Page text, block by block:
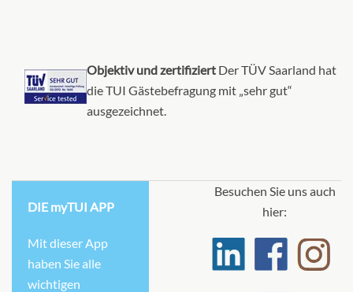
Objektiv und zertifiziert Der TÜV Saarland hat
die TUI Gästebefragung mit „sehr gut“
ausgezeichnet.
DIE myTUI APP
Mit dieser App
haben Sie alle
wichtigen
Besuchen Sie uns auch
hier: